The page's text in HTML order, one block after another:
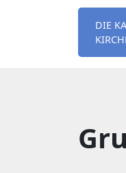
DIE
CHE.